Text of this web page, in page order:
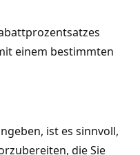
einem bestimmten
ist es sinnvoll,
die Sie